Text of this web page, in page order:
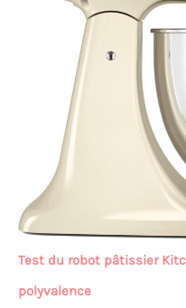
Test du robot pâtissier
polyvalence